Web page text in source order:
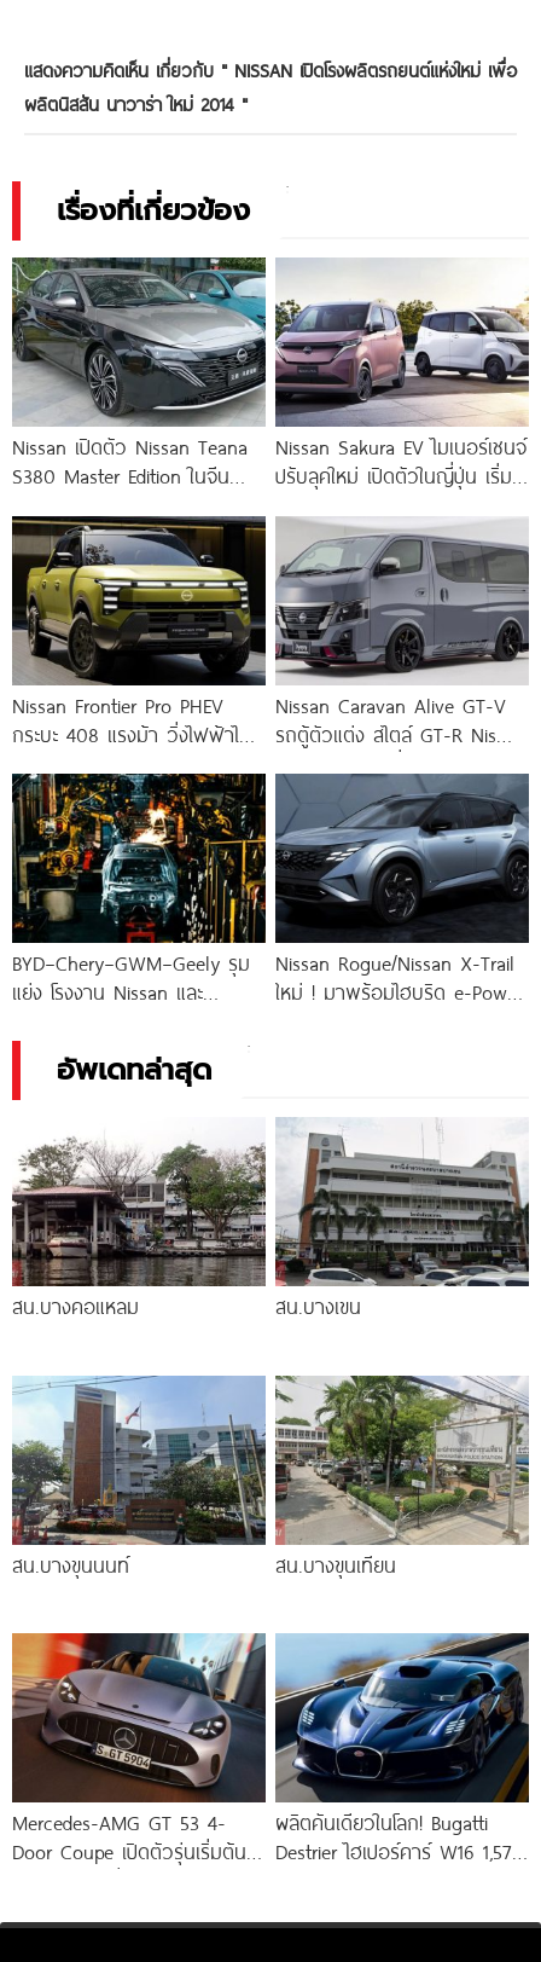
แสดงความคิดเห็น เกี่ยวกับ " NISSAN เปิดโรงผลิตรถยนต์แห่งใหม่ เพื่อ
ผลิตนิสสัน นาวาร่า ใหม่ 2014 "
เรื่องที่เกี่ยวข้อง
Nissan เปิดตัว Nissan Teana
S380 Master Edition ในจีน
Nissan Sakura EV ไมเนอร์เชนจ์
ปรับลุคใหม่ เปิดตัวในญี่ปุ่น เริ่ม
Nissan Frontier Pro PHEV
กระบะ 408 แรงม้า วิ่งไฟฟ้าได้
Nissan Caravan Alive GT-V
รถตู้ตัวแต่ง สไตล์ GT-R Nismo
BYD–Chery–GWM–Geely รุม
แย่ง โรงงาน Nissan และ
ในเม็กซิโก
Nissan Rogue/Nissan X-Trail
ใหม่ ! มาพร้อมไฮบริด e-Power
อัพเดทล่าสุด
สน.บางคอแหลม สน.บางเขน
สน.บางขุนนนท์ สน.บางขุนเทียน
Mercedes-AMG GT 53 4-
Door Coupe เปิดตัวรุ่นเริ่มต้น
ผลิตคันเดียวในโลก! Bugatti
Destrier ไฮเปอร์คาร์ W16 1,578